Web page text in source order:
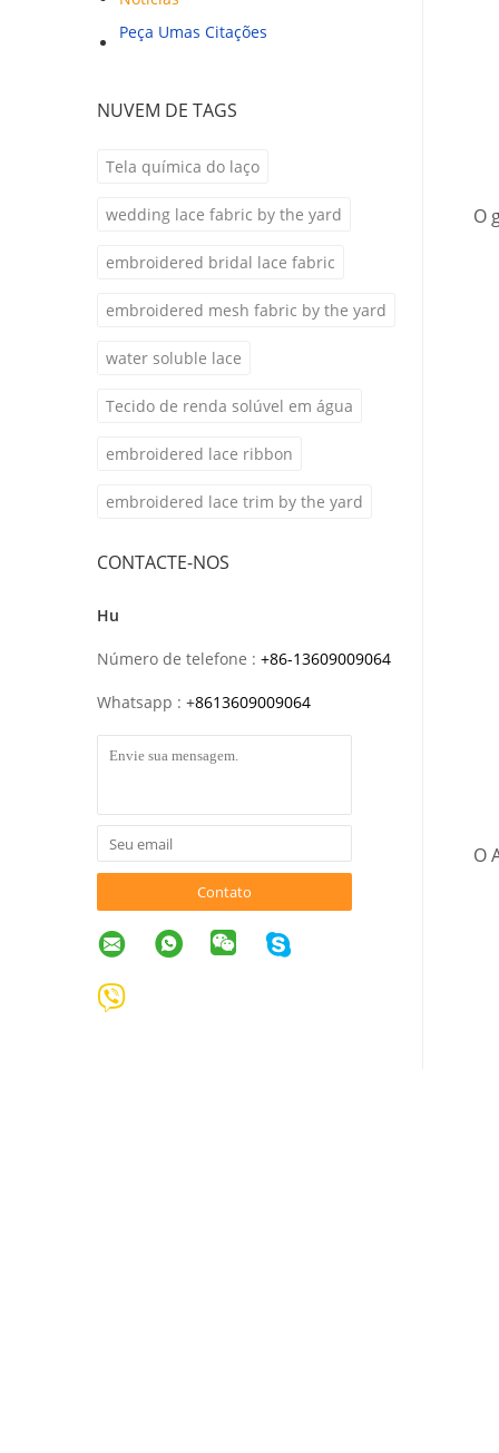
Peça Umas Citações
NUVEM DE TAGS
Tela química do laço
wedding lace fabric by the yard
embroidered bridal lace fabric
embroidered mesh fabric by the yard
water soluble lace
Tecido de renda solúvel em água
embroidered lace ribbon
embroidered lace trim by the yard
CONTACTE-NOS
Hu
Número de telefone : +86-13609009064
Whatsapp : +8613609009064
Contato
O
O